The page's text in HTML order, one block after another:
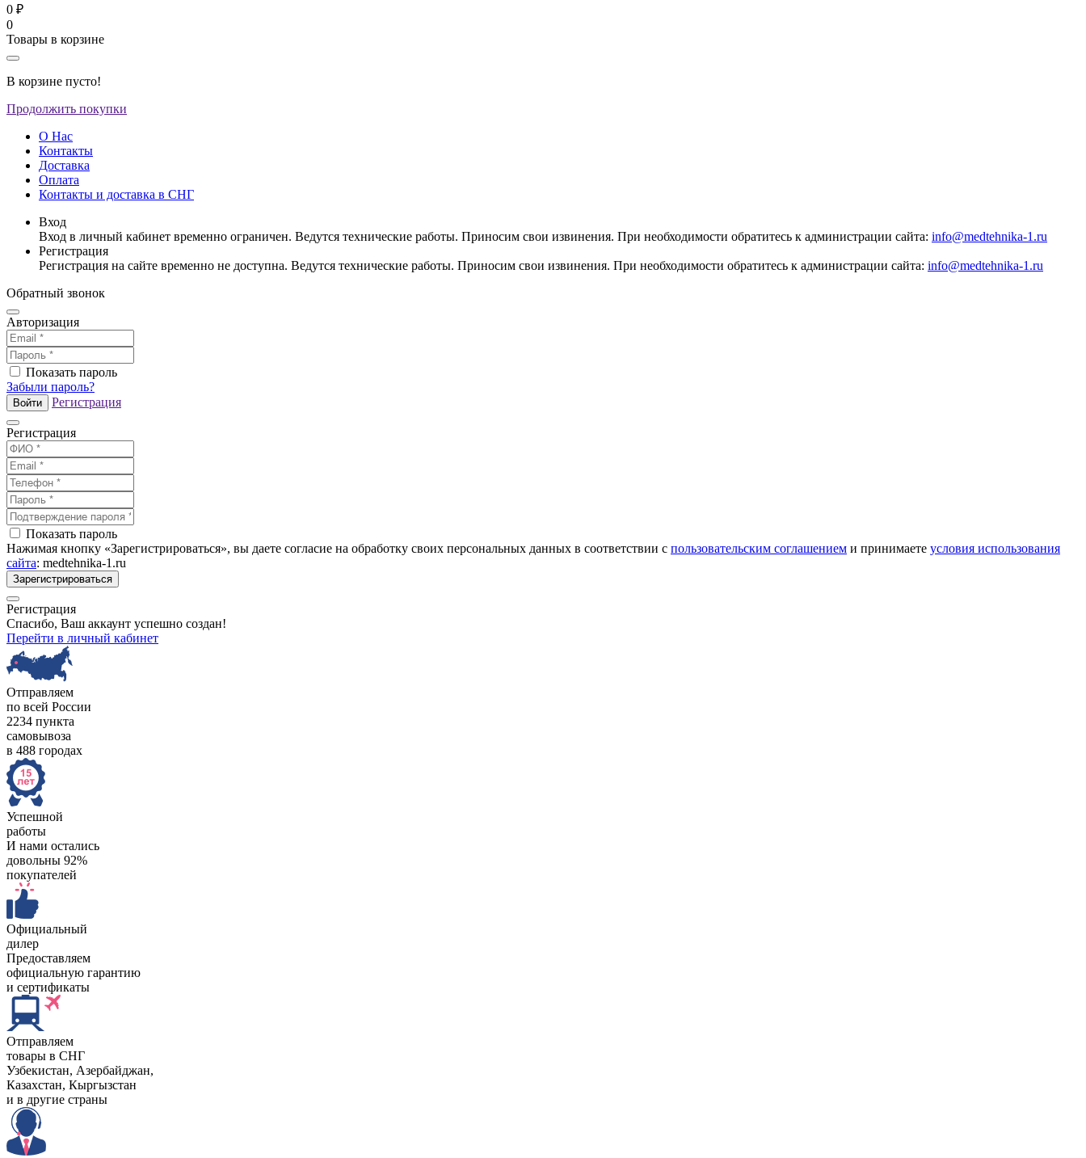
0 ₽
0
Товары в корзине
В корзине пусто!
Продолжить покупки
О Нас
Контакты
Доставка
Оплата
Контакты и доставка в СНГ
Вход
Вход в личный кабинет временно ограничен. Ведутся технические работы. Приносим свои извинения. При необходимости обратитесь к администрации сайта: info@medtehnika-1.ru
Регистрация
Регистрация на сайте временно не доступна. Ведутся технические работы. Приносим свои извинения. При необходимости обратитесь к администрации сайта: info@medtehnika-1.ru
Обратный звонок
Авторизация
Показать пароль
Забыли пароль?
Войти Регистрация
Регистрация
Показать пароль
Нажимая кнопку «Зарегистрироваться», вы даете согласие на обработку своих персональных данных в соответствии с пользовательским соглашением и принимаете условия использования
сайта: medtehnika-1.ru
Зарегистрироваться
Регистрация
Спасибо, Ваш аккаунт успешно создан!
Перейти в личный кабинет
Отправляем
по всей России
2234 пункта
самовывоза
в 488 городах
Успешной
работы
И нами остались
довольны 92%
покупателей
Официальный
дилер
Предоставляем
официальную гарантию
и сертификаты
Отправляем
товары в СНГ
Узбекистан, Aзербайджан,
Казахстан, Кыргызстан
и в другие страны